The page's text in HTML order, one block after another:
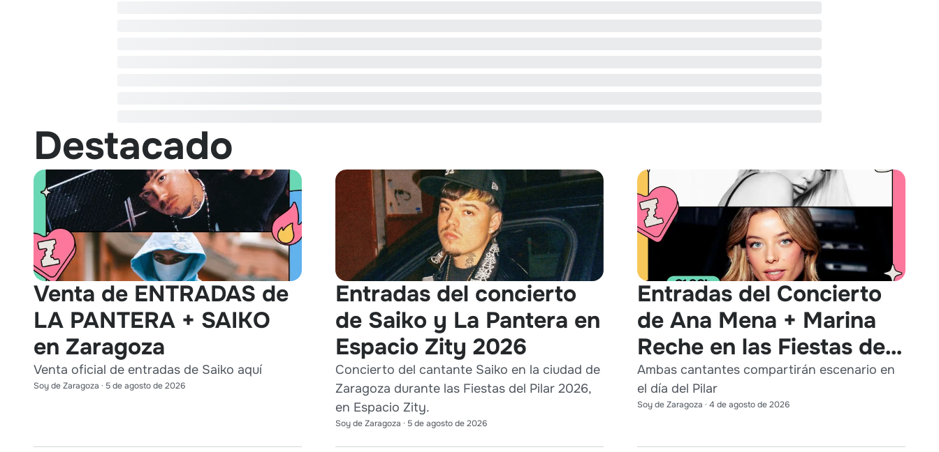
Destacado
Venta de ENTRADAS de
LA PANTERA + SAIKO
en Zaragoza
Venta oficial de entradas de Saiko aquí
Soy de Zaragoza · 5 de agosto de 2026
Entradas del concierto
de Saiko y La Pantera en
Espacio Zity 2026
Concierto del cantante Saiko en la ciudad de
Zaragoza durante las Fiestas del Pilar 2026,
en Espacio Zity.
Soy de Zaragoza · 5 de agosto de 2026
Entradas del Concierto
de Ana Mena + Marina
Reche en las Fiestas del
Pilar 2026
Ambas cantantes compartirán escenario en
el día del Pilar
Soy de Zaragoza · 4 de agosto de 2026